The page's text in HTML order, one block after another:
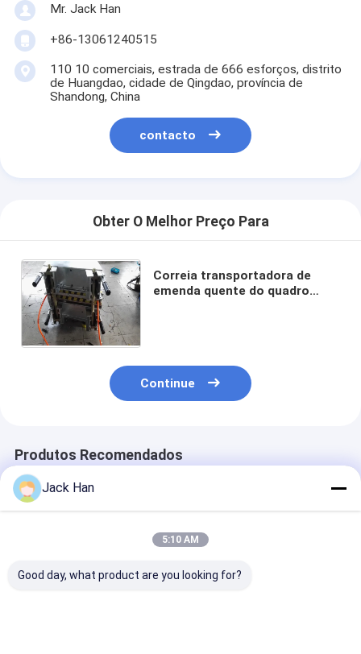
Mr. Jack Han
+86-13061240515
110 10 comerciais, estrada de 666 esforços, distrito
de Huangdao, cidade de Qingdao, província de
Shandong, China
contacto
Obter O Melhor Preço Para
Correia transportadora de
emenda quente do quadro
Continue
Produtos Recomendados
Jack Han
5:10 AM
Good day, what product are you looking for?